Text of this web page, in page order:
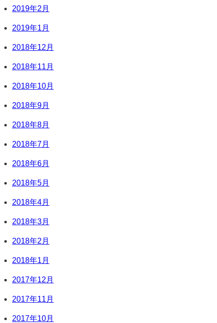
2019年2月
2019年1月
2018年12月
2018年11月
2018年10月
2018年9月
2018年8月
2018年7月
2018年6月
2018年5月
2018年4月
2018年3月
2018年2月
2018年1月
2017年12月
2017年11月
2017年10月